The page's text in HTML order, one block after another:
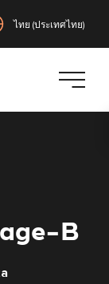
ไทย (ประเทศไทย)
B